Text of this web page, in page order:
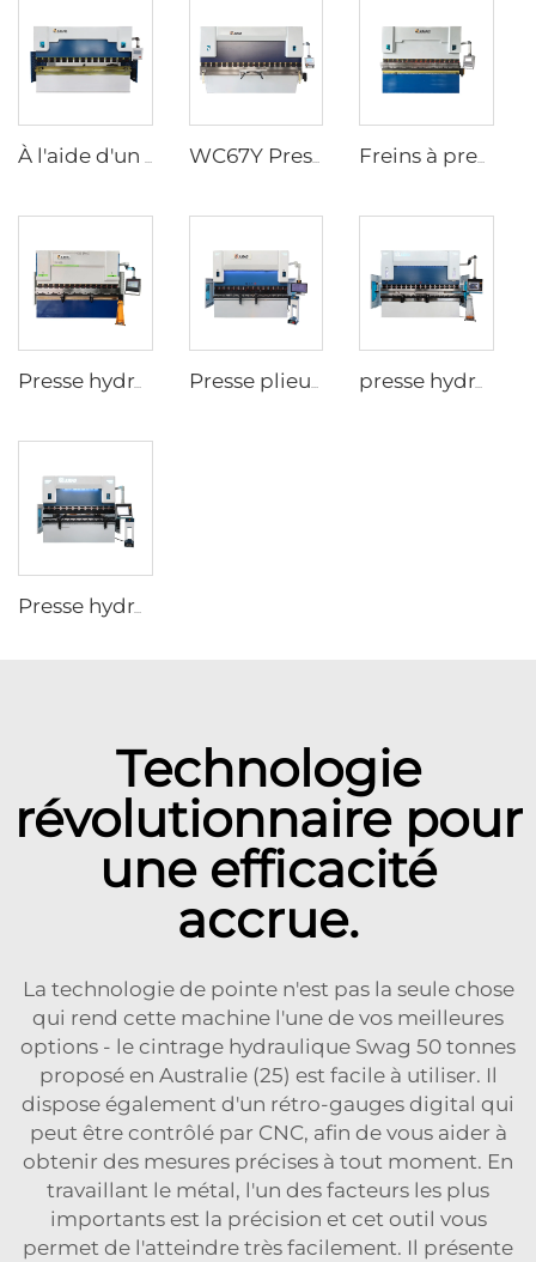
À l'aide d'un système de freinage à pression hydraulique de type wc67y avec contrôleur CNC t8 WC67Y Presse hydraulique avec contrôleur CNC E300 Freins à presse hydraulique à commande numérique avec contrôleur ESA S630
Technologie
révolutionnaire pour
une efficacité
accrue.
La technologie de pointe n'est pas la seule chose
qui rend cette machine l'une de vos meilleures
options - le cintrage hydraulique Swag 50 tonnes
proposé en Australie (25) est facile à utiliser. Il
dispose également d'un rétro-gauges digital qui
peut être contrôlé par CNC, afin de vous aider à
obtenir des mesures précises à tout moment. En
travaillant le métal, l'un des facteurs les plus
importants est la précision et cet outil vous
permet de l'atteindre très facilement. Il présente